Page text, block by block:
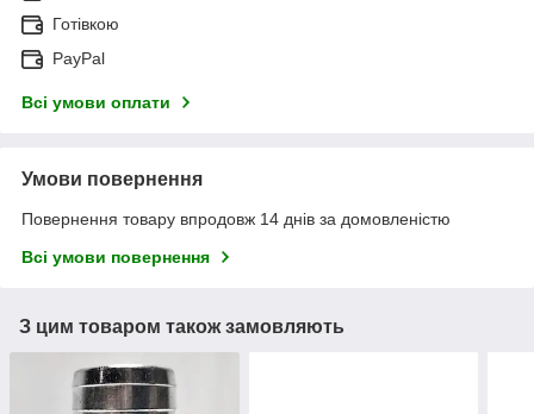
Готівкою
PayPal
Всі умови оплати
Умови повернення
Повернення товару впродовж 14 днів за домовленістю
Всі умови повернення
З цим товаром також замовляють